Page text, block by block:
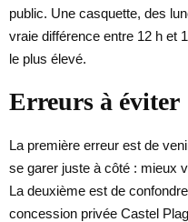
public. Une casquette, des
vraie différence entre 12 h et
le plus élevé.
Erreurs à éviter
La première erreur est de
se garer juste à côté : mieux
La deuxième est de
concession privée Castel